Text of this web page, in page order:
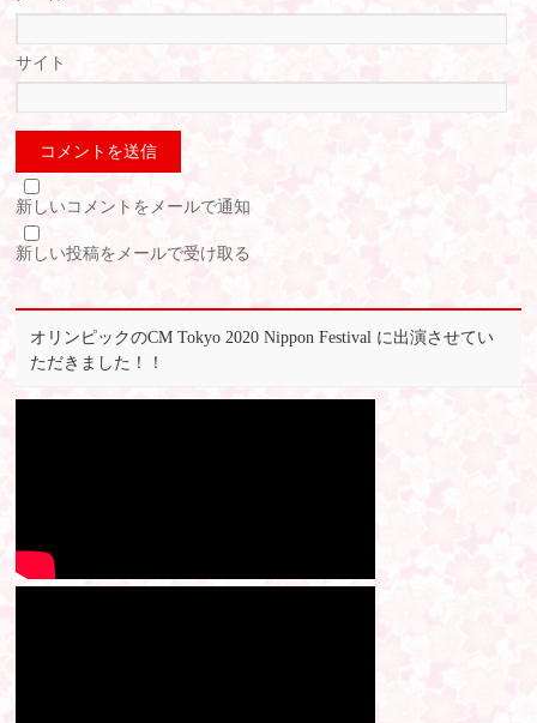
サイト
新しいコメントをメールで通知
新しい投稿をメールで受け取る
オリンピックのCM Tokyo 2020 Nippon Festival に出演させてい
ただきました！！